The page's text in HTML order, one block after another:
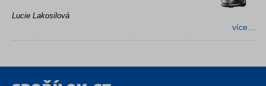
Lucie Lakosilová
více…